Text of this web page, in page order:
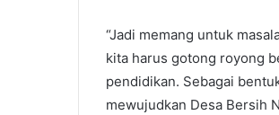
“Jadi memang untuk
kita harus gotong royong
pendidikan. Sebagai
mewujudkan Desa Bersih